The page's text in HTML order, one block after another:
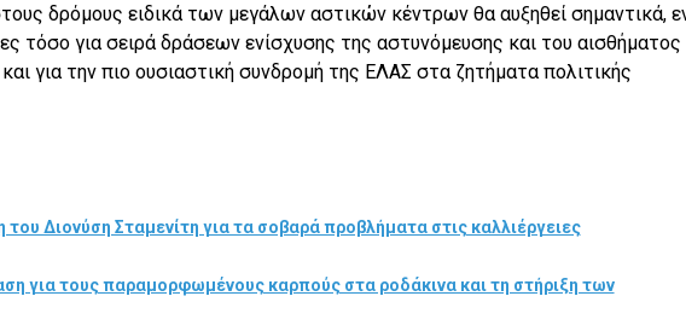
δρόμους ειδικά των μεγάλων αστικών κέντρων θα αυξηθεί σημαντικά,
τόσο για σειρά δράσεων ενίσχυσης της αστυνόμευσης και του αισθήματος
για την πιο ουσιαστική συνδρομή της ΕΛΑΣ στα ζητήματα πολιτικής
του Διονύση Σταμενίτη για τα σοβαρά προβλήματα στις καλλιέργειες
για τους παραμορφωμένους καρπούς στα ροδάκινα και τη στήριξη των